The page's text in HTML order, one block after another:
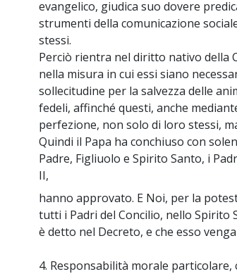
evangelico, giudica suo dovere
strumenti della comunicazione
stessi.
Perciò rientra nel diritto nativo della
nella misura in cui essi siano
sollecitudine per la salvezza delle
fedeli, affinché questi, anche
perfezione, non solo di loro stessi,
Quindi il Papa ha conchiuso con
Padre, Figliuolo e Spirito Santo, i
II,
hanno approvato. E Noi, per la
tutti i Padri del Concilio, nello Spirito
è detto nel Decreto, e che esso
4. Responsabilità morale